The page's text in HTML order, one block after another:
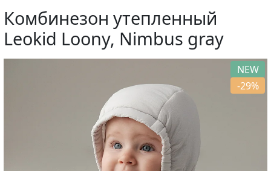
Комбинезон утепленный
Leokid Loony, Nimbus gray
NEW
-29%